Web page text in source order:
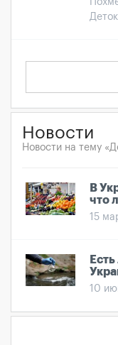
Новости
Новости на тему
В
что
15
10